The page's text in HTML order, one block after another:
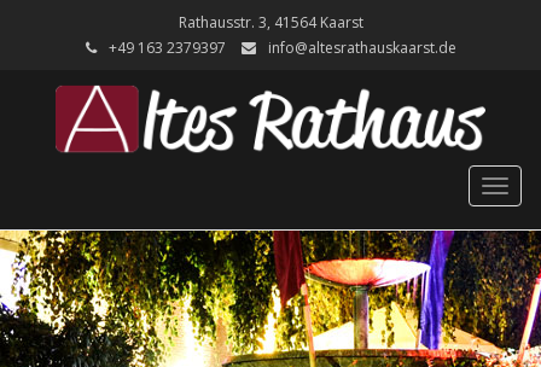
Rathausstr. 3, 41564 Kaarst
+49 ‭163 2379397‬
info@altesrathauskaarst.de